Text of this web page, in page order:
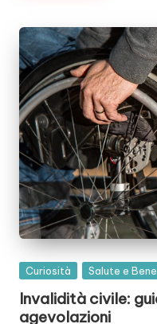
Posted
Curiosità Salute e
Invalidità civile:
agevolazioni